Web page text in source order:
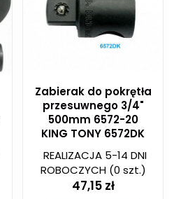
Zabierak do pokrętła
przesuwnego 3/4"
500mm 6572-20
KING TONY 6572DK
REALIZACJA 5-14 DNI
ROBOCZYCH(0 szt.)
47,15 zł